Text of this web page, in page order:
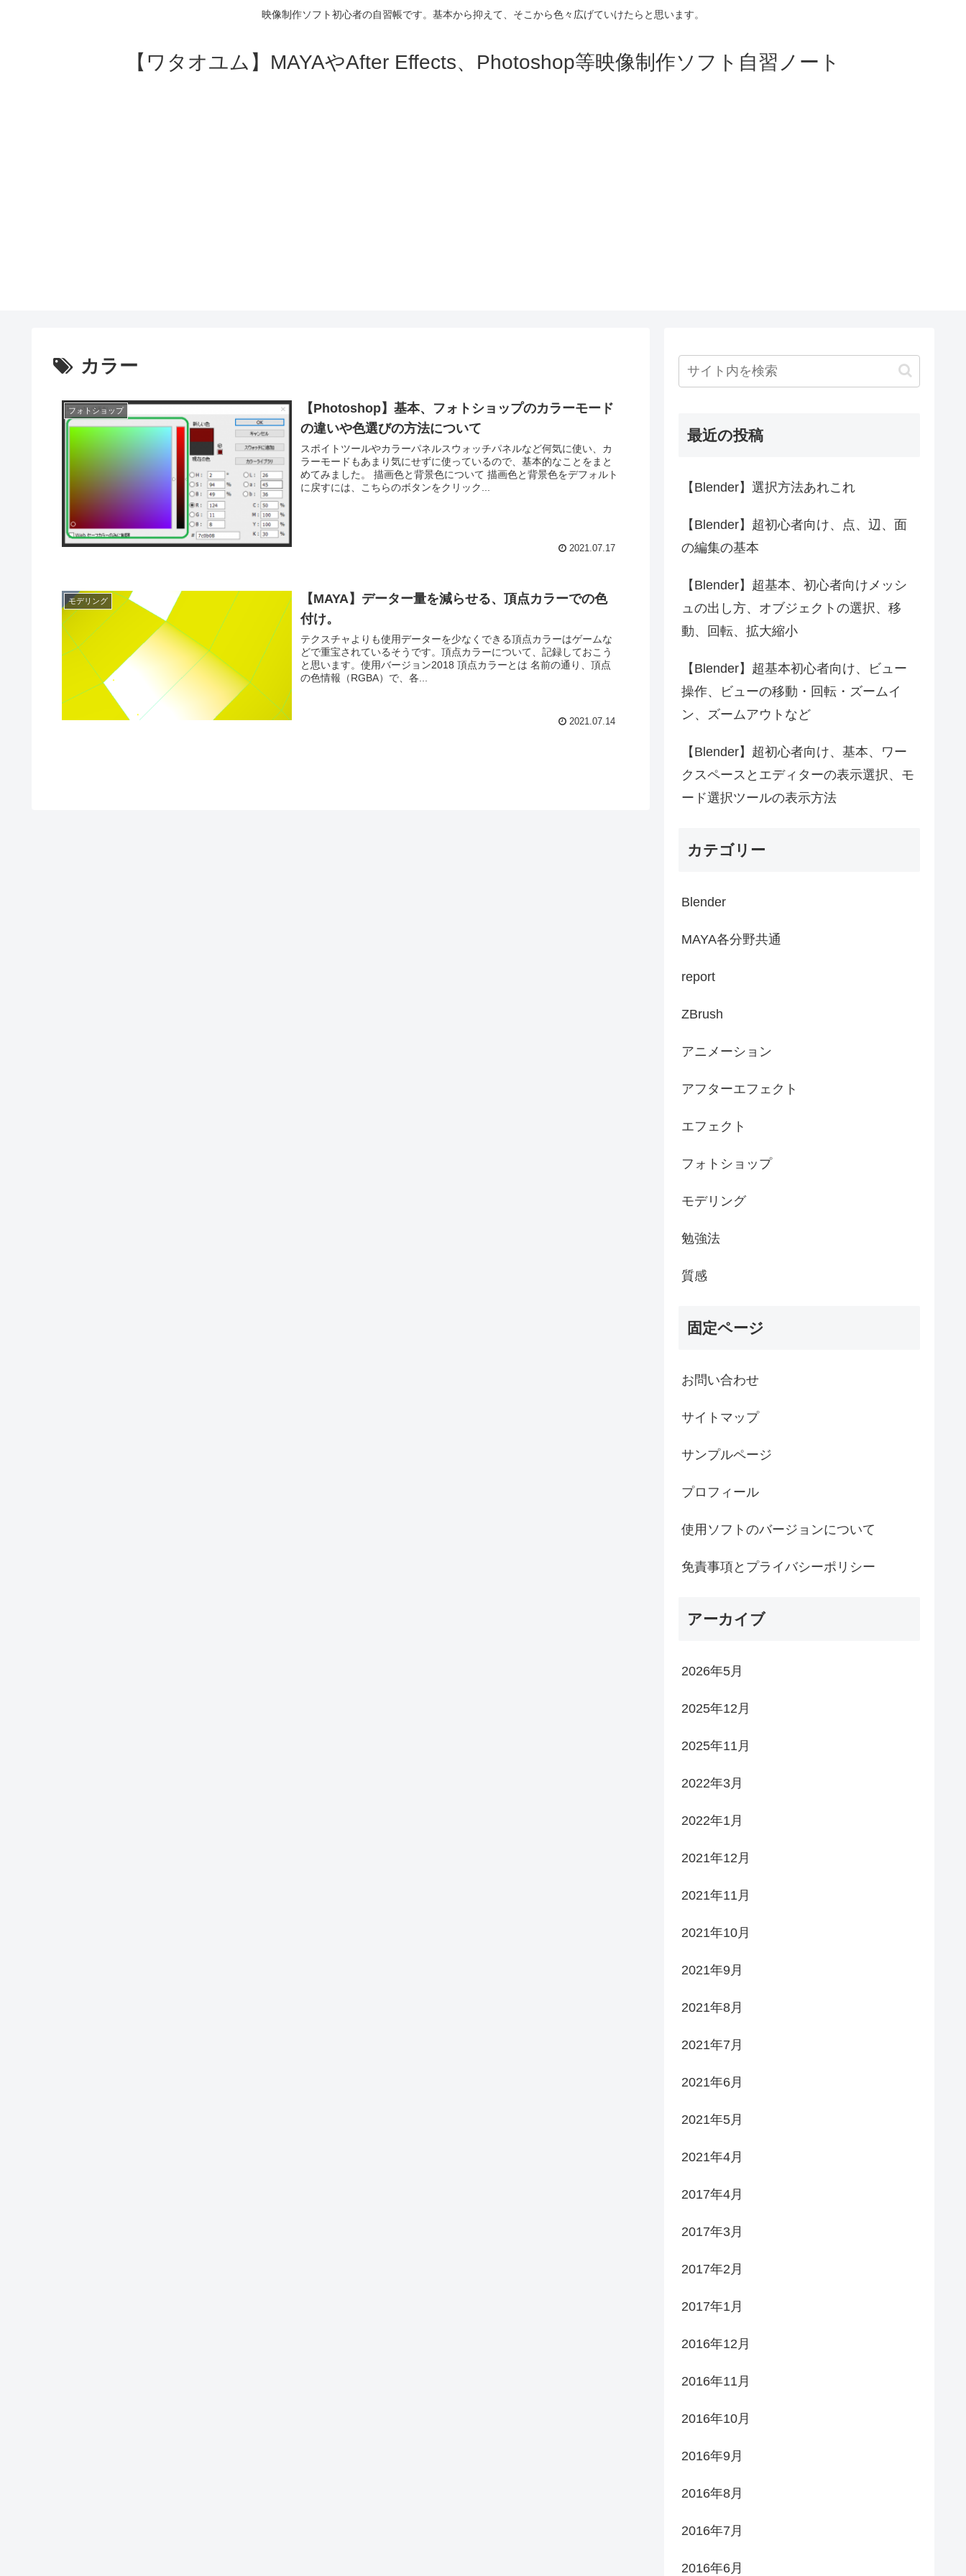
映像制作ソフト初心者の自習帳です。基本から抑えて、そこから色々広げていけたらと思います。
【ワタオユム】MAYAやAfter Effects、Photoshop等映像制作ソフト自習ノート
カラー
フォトショップ
【Photoshop】基本、フォトショップのカラーモード
の違いや色選びの方法について
スポイトツールやカラーパネルスウォッチパネルなど何気に使い、カ
ラーモードもあまり気にせずに使っているので、基本的なことをまと
めてみました。 描画色と背景色について 描画色と背景色をデフォルト
に戻すには、こちらのボタンをクリック...
2021.07.17
モデリング
【MAYA】データー量を減らせる、頂点カラーでの色
付け。
テクスチャよりも使用データーを少なくできる頂点カラーはゲームな
どで重宝されているそうです。頂点カラーについて、記録しておこう
と思います。使用バージョン2018 頂点カラーとは 名前の通り、頂点
の色情報（RGBA）で、各...
2021.07.14
最近の投稿
【Blender】選択方法あれこれ
【Blender】超初心者向け、点、辺、面
の編集の基本
【Blender】超基本、初心者向けメッシ
ュの出し方、オブジェクトの選択、移
動、回転、拡大縮小
【Blender】超基本初心者向け、ビュー
操作、ビューの移動・回転・ズームイ
ン、ズームアウトなど
【Blender】超初心者向け、基本、ワー
クスペースとエディターの表示選択、モ
ード選択ツールの表示方法
カテゴリー
Blender
MAYA各分野共通
report
ZBrush
アニメーション
アフターエフェクト
エフェクト
フォトショップ
モデリング
勉強法
質感
固定ページ
お問い合わせ
サイトマップ
サンプルページ
プロフィール
使用ソフトのバージョンについて
免責事項とプライバシーポリシー
アーカイブ
2026年5月
2025年12月
2025年11月
2022年3月
2022年1月
2021年12月
2021年11月
2021年10月
2021年9月
2021年8月
2021年7月
2021年6月
2021年5月
2021年4月
2017年4月
2017年3月
2017年2月
2017年1月
2016年12月
2016年11月
2016年10月
2016年9月
2016年8月
2016年7月
2016年6月